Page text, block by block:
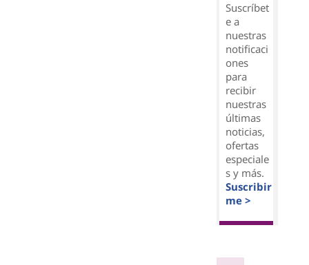
Suscríbet
e a
nuestras
notificaci
ones
para
recibir
nuestras
últimas
noticias,
ofertas
especiale
s y más.
Suscribir
me >